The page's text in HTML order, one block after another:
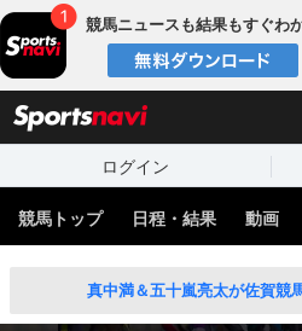
競馬ニュースも結果もすぐわ
ログイン
競馬トップ 日程・結果 動画
真中満＆五十嵐亮太が佐賀競